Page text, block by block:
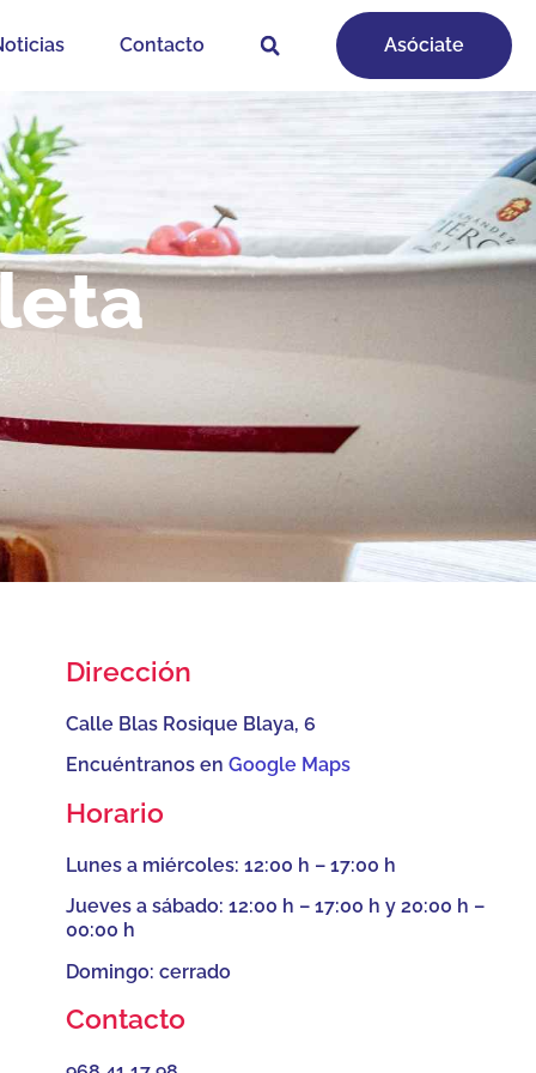
Contacto Asóciate
Dirección
Calle Blas Rosique Blaya, 6
Encuéntranos en Google Maps
Horario
Lunes a miércoles: 12:00 h – 17:00 h
Jueves a sábado: 12:00 h – 17:00 h y 20:00 h –
00:00 h
Domingo: cerrado
Contacto